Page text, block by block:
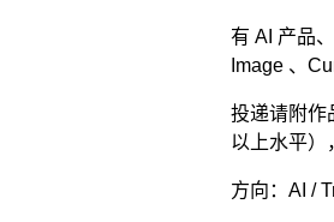
有 AI 产品
Image 、
投递请附作
以上水平）
方向：AI /